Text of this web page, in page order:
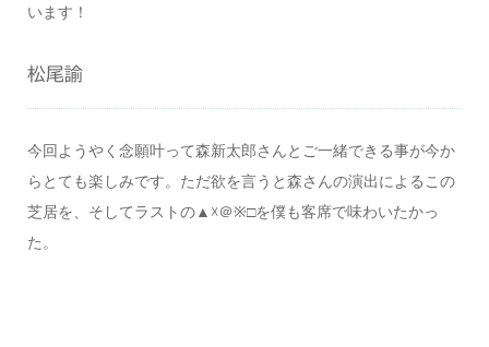
います！
松尾諭
今回ようやく念願叶って森新太郎さんとご一緒できる事が今か
らとても楽しみです。ただ欲を言うと森さんの演出によるこの
芝居を、そしてラストの▲☓＠※□を僕も客席で味わいたかっ
た。